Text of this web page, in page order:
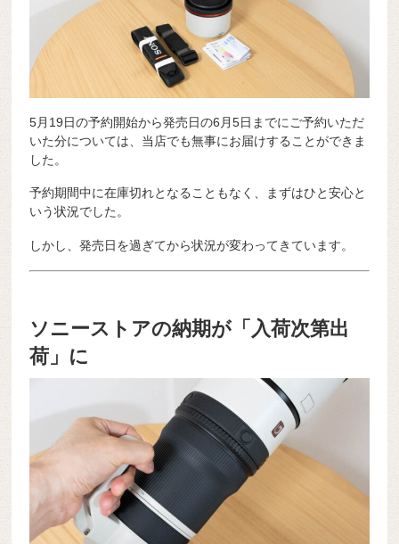
5月19日の予約開始から発売日の6月5日までにご予約いただ
いた分については、当店でも無事にお届けすることができま
した。
予約期間中に在庫切れとなることもなく、まずはひと安心と
いう状況でした。
しかし、発売日を過ぎてから状況が変わってきています。
ソニーストアの納期が「入荷次第出
荷」に